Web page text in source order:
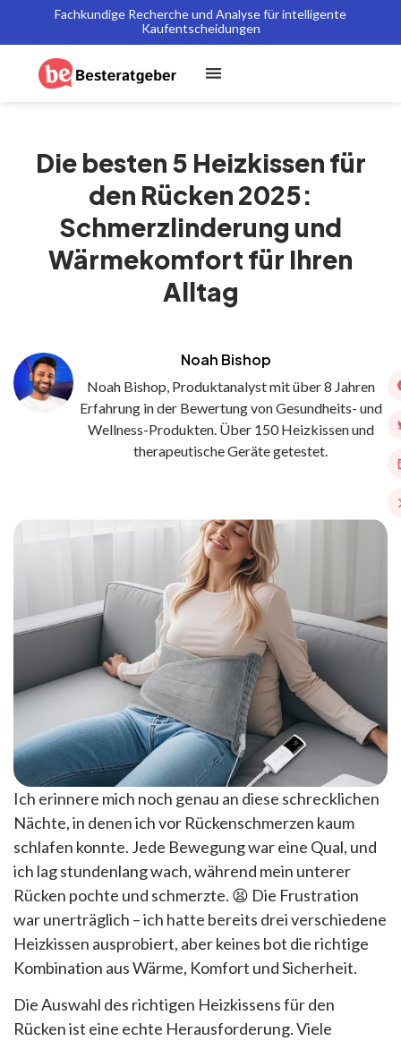
Fachkundige Recherche und Analyse für intelligente
Kaufentscheidungen
Die besten 5 Heizkissen für
den Rücken 2025:
Schmerzlinderung und
Wärmekomfort für Ihren
Alltag
Noah Bishop
Noah Bishop, Produktanalyst mit über 8 Jahren
Erfahrung in der Bewertung von Gesundheits- und
Wellness-Produkten. Über 150 Heizkissen und
therapeutische Geräte getestet.
Ich erinnere mich noch genau an diese schrecklichen
Nächte, in denen ich vor Rückenschmerzen kaum
schlafen konnte. Jede Bewegung war eine Qual, und
ich lag stundenlang wach, während mein unterer
Rücken pochte und schmerzte. 😫 Die Frustration
war unerträglich – ich hatte bereits drei verschiedene
Heizkissen ausprobiert, aber keines bot die richtige
Kombination aus Wärme, Komfort und Sicherheit.
Die Auswahl des richtigen Heizkissens für den
Rücken ist eine echte Herausforderung. Viele